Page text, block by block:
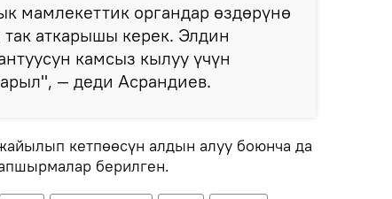
мамлекеттик органдар өздөрүнө
аткарышы керек. Элдин
камсыз кылуу үчүн
— деди Асрандиев.
кетпөөсүн алдын алуу боюнча да
берилген.